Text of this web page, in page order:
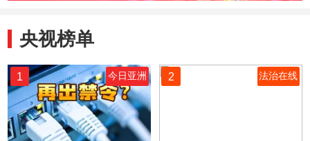
央视榜单
1 今日亚洲 2 法治在线